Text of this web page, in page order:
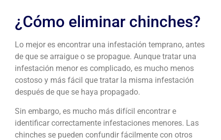
¿Cómo eliminar chinches?
Lo mejor es encontrar una infestación temprano, antes
de que se arraigue o se propague. Aunque tratar una
infestación menor es complicado, es mucho menos
costoso y más fácil que tratar la misma infestación
después de que se haya propagado.
Sin embargo, es mucho más difícil encontrar e
identificar correctamente infestaciones menores. Las
chinches se pueden confundir fácilmente con otros